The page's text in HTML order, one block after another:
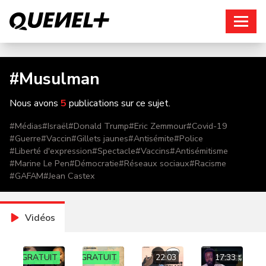
#Musulman
Nous avons 5 publications sur ce sujet.
#Médias#Israël#Donald Trump#Eric Zemmour#Covid-19
#Guerre#Vaccin#Gillets jaunes#Antisémite#Police
#Liberté d'expression#Spectacle#Vaccins#Antisémitisme
#Marine Le Pen#Démocratie#Réseaux sociaux#Racisme
#GAFAM#Jean Castex
Vidéos
GRATUIT GRATUIT 22:03 17:33